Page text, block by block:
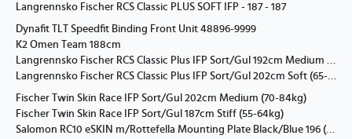
Langrennsko Fischer RCS Classic PLUS SOFT IFP - 187 - 187
Dynafit TLT Speedfit Binding Front Unit 48896-9999
K2 Omen Team 188cm
Langrennsko Fischer RCS Classic Plus IFP Sort/Gul 192cm Medium (55-64kg)
Langrennsko Fischer RCS Classic Plus IFP Sort/Gul 202cm Soft (65-79kg)
Fischer Twin Skin Race IFP Sort/Gul 202cm Medium (70-84kg)
Fischer Twin Skin Race IFP Sort/Gul 187cm Stiff (55-64kg)
Salomon RC10 eSKIN m/Rottefella Mounting Plate Black/Blue 196 (60-70kg)